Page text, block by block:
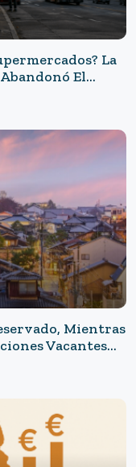
La
El
Mientras
Vacantes」
Nacionales
Los
No Eligen Y El